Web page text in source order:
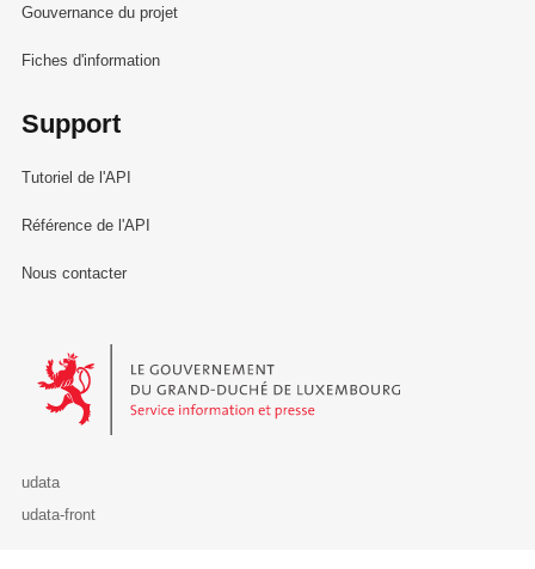
Gouvernance du projet
Fiches d'information
Support
Tutoriel de l'API
Référence de l'API
Nous contacter
Le Gouvernement du Grand-Duché de Luxembourg - Service
udata
udata-front